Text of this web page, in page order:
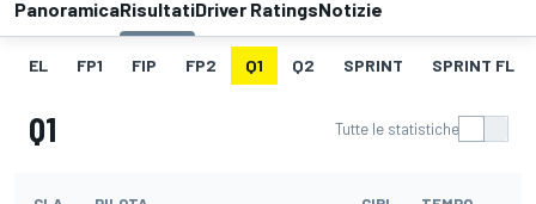
PanoramicaRisultatiDriver RatingsNotizie
EL FP1 FIP FP2 Q1 Q2 SPRINT SPRINT FL
Q1 Tutte le statistiche